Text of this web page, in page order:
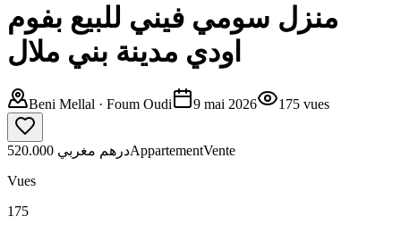
منزل سومي فيني للبيع بفوم
اودي مدينة بني ملال
Beni Mellal · Foum Oudi 9 mai 2026 175 vues
520.000 درهم مغربيAppartementVente
Vues
175